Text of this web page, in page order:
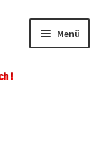
Menü